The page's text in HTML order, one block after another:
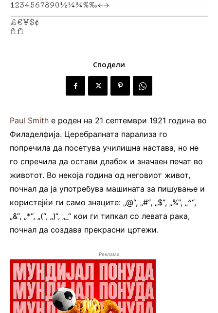
Сподели
Paul Smith е роден на 21 септември 1921 година во
Филаделфија. Церебралната парализа го
попречила да посетува училишна настава, но не
го спречила да остави длабок и значаен печат во
животот. Во некоја година од неговиот живот,
почнал да ја употребува машината за пишување и
користејќи ги само знаците: „@“, „#“, „$“, „%“, „^“,
„&“, „*“, „(“, „)“, „_“ кои ги типкал со левата рака,
почнал да создава прекрасни цртежи.
Реклама